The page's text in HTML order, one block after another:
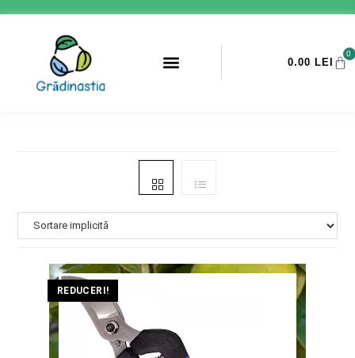
0.00 LEI
0
REDUCERI!